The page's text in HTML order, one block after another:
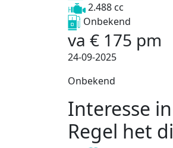
2.488 cc
Onbekend
va € 175 pm
24-09-2025
Onbekend
Interesse
Regel het